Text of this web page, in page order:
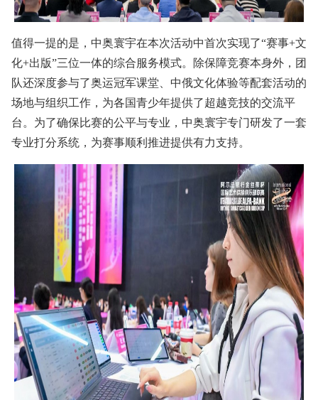
值得一提的是，中奥寰宇在本次活动中首次实现了“赛事+文
化+出版”三位一体的综合服务模式。除保障竞赛本身外，团
队还深度参与了奥运冠军课堂、中俄文化体验等配套活动的
场地与组织工作，为各国青少年提供了超越竞技的交流平
台。为了确保比赛的公平与专业，中奥寰宇专门研发了一套
专业打分系统，为赛事顺利推进提供有力支持。